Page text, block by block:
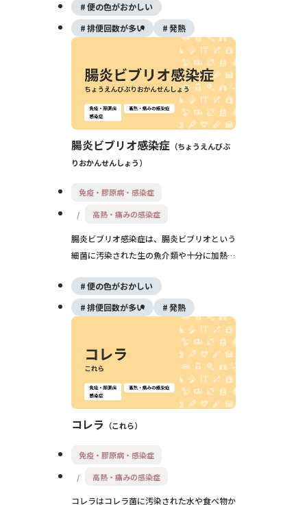
水のような下痢・吐き気などが出ます。多く
は1週間ほどで自然に軽快しますが、脱水や
まれな神経の合併症（ギラン・バレー症候
便の色がおかしい
排便回数が多い
発熱
腸炎ビブリオ感染症
ちょうえんびぶ
りおかんせんしょう
免疫・膠原病・感染症
高熱・痛みの感染症
腸炎ビブリオ感染症は、腸炎ビブリオという
細菌に汚染された生の魚介類や十分に加熱し
です。食後数時間〜1日ほどで急な腹痛・水
様性下痢・吐き気が出現し、多くは数日で軽
快しますが、高齢者などでは脱水に注意が必
便の色がおかしい
排便回数が多い
発熱
コレラ これら
免疫・膠原病・感染症
高熱・痛みの感染症
コレラはコレラ菌に汚染された水や食べ物か